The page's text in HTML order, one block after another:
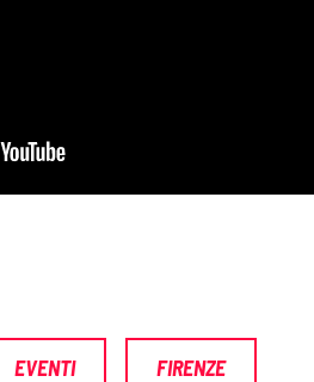
EVENTI FIRENZE